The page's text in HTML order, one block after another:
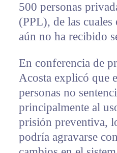
500 personas
(PPL), de las
aún no ha recibido
En conferencia de
Acosta explicó que
personas no
principalmente al
prisión preventiva,
podría agravarse